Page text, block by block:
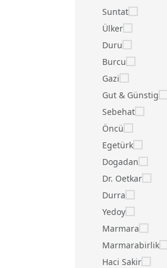
Suntat
Ülker
Duru
Burcu
Gazi
Gut & Günstig
Sebehat
Öncü
Egetürk
Dogadan
Dr. Oetkar
Durra
Yedoy
Marmara
Marmarabirlik
Haci Sakir